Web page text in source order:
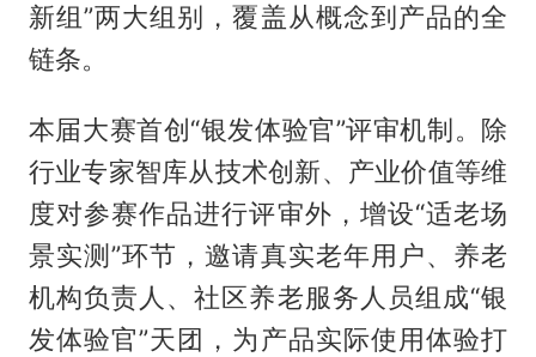
新组”两大组别，覆盖从概念到产品的全
链条。
本届大赛首创“银发体验官”评审机制。除
行业专家智库从技术创新、产业价值等维
度对参赛作品进行评审外，增设“适老场
景实测”环节，邀请真实老年用户、养老
机构负责人、社区养老服务人员组成“银
发体验官”天团，为产品实际使用体验打